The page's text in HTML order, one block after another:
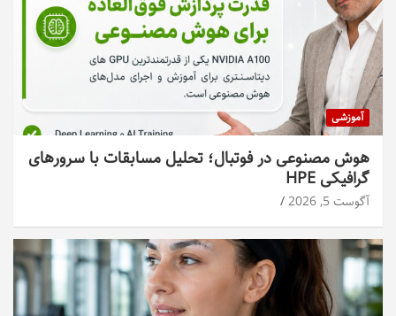
آموزشی
هوش مصنوعی در فوتبال؛ تحلیل مسابقات با سرورهای
گرافیکی HPE
آگوست 5, 2026